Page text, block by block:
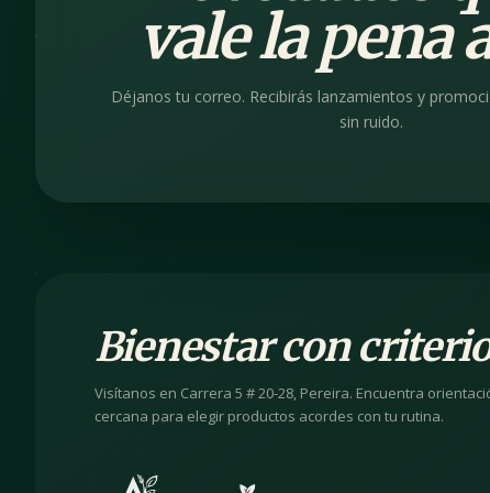
vale la pena
Déjanos tu correo. Recibirás lanzamientos y
sin ruido.
Bienestar con
Visítanos en Carrera 5 # 20-28, Pereira. Encuentra
cercana para elegir productos acordes con tu rutina.